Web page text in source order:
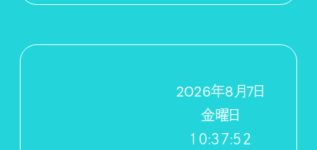
2026年8月7日
金曜日
１０:３７:５３